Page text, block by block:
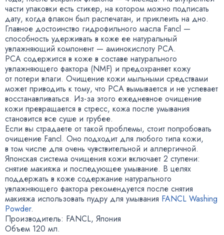
части упаковки есть стикер, на котором можно подписать
дату, когда флакон был распечатан, и приклеить на дно.
Главное достоинство гидрофильного масла Fancl —
способность удерживать в коже ее натуральный
увлажняющий компонент — аминокислоту PCA.
PCA содержится в коже в составе натурального
увлажняющего фактора (NMF) и предохраняет кожу
от потери влаги. Очищение кожи мыльными средствами
может приводить к тому, что PCA вымывается и не успевает
восстанавливаться. Из-за этого ежедневное очищение
кожи превращается в стресс, кожа после умывания
становится все суше и грубее.
Если вы страдаете от такой проблемы, стоит попробовать
очищение Fancl. Оно подходит для любого типа кожи,
в том числе для очень чувствительной и аллергичной.
Японская система очищения кожи включает 2 ступени:
снятие макияжа и последующее умывание. В целях
поддержать в коже содержание натурального
увлажняющего фактора рекомендуется после снятия
макияжа использовать пудру для умывания FANCL Washing
Powder.
Производитель: FANCL, Япония
Объем 120 мл.